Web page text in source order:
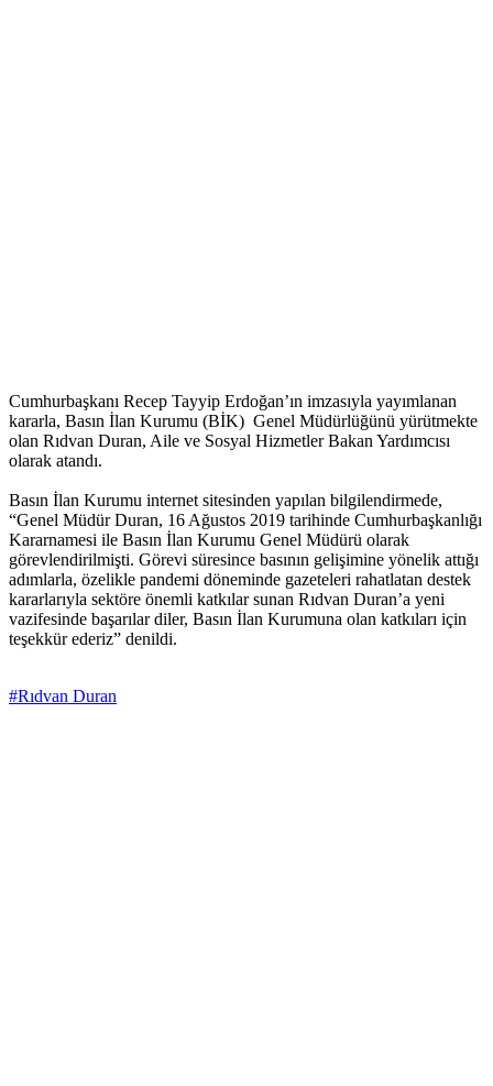
Cumhurbaşkanı Recep Tayyip Erdoğan’ın imzasıyla yayımlanan
kararla, Basın İlan Kurumu (BİK) Genel Müdürlüğünü yürütmekte
olan Rıdvan Duran, Aile ve Sosyal Hizmetler Bakan Yardımcısı
olarak atandı.
Basın İlan Kurumu internet sitesinden yapılan bilgilendirmede,
“Genel Müdür Duran, 16 Ağustos 2019 tarihinde Cumhurbaşkanlığı
Kararnamesi ile Basın İlan Kurumu Genel Müdürü olarak
görevlendirilmişti. Görevi süresince basının gelişimine yönelik attığı
adımlarla, özelikle pandemi döneminde gazeteleri rahatlatan destek
kararlarıyla sektöre önemli katkılar sunan Rıdvan Duran’a yeni
vazifesinde başarılar diler, Basın İlan Kurumuna olan katkıları için
teşekkür ederiz” denildi.
#Rıdvan Duran